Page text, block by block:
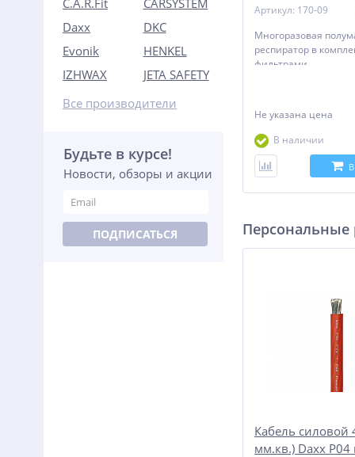
C.A.R.Fit
CARSYSTEM
Daxx
DKC
Evonik
HENKEL
IZHWAX
JETA SAFETY
Все производители
Будьте в курсе!
Новости, обзоры и акции
ПОДПИСАТЬСЯ
Артикул: 170-09
Многоразовая
респиратор в
фильтрами
Не указана цена
В наличии
Персональные
Кабель силовой
мм.кв.) Daxx